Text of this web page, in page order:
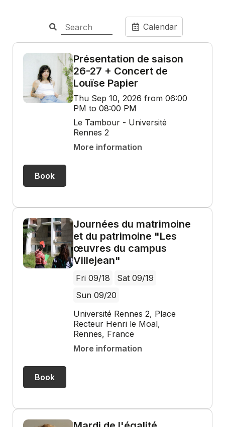
Calendar
Présentation de saison
26-27 + Concert de
Louïse Papier
Thu Sep 10, 2026 from 06:00
PM to 08:00 PM
Le Tambour - Université
Rennes 2
More information
Book
Journées du matrimoine
et du patrimoine "Les
œuvres du campus
Villejean"
Fri 09/18
Sat 09/19
Sun 09/20
Université Rennes 2, Place
Recteur Henri le Moal,
Rennes, France
More information
Book